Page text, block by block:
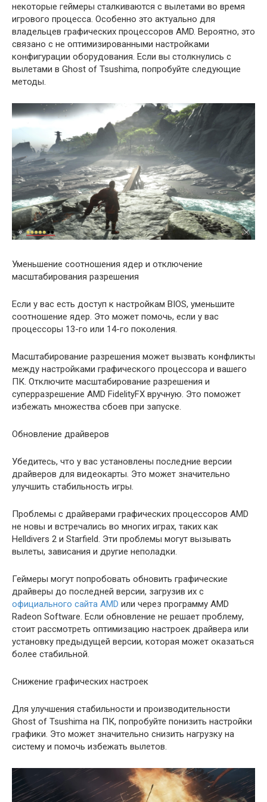
некоторые геймеры сталкиваются с вылетами во время
игрового процесса. Особенно это актуально для
владельцев графических процессоров AMD. Вероятно, это
связано с не оптимизированными настройками
конфигурации оборудования. Если вы столкнулись с
вылетами в Ghost of Tsushima, попробуйте следующие
методы.
Уменьшение соотношения ядер и отключение
масштабирования разрешения
Если у вас есть доступ к настройкам BIOS, уменьшите
соотношение ядер. Это может помочь, если у вас
процессоры 13-го или 14-го поколения.
Масштабирование разрешения может вызвать конфликты
между настройками графического процессора и вашего
ПК. Отключите масштабирование разрешения и
суперразрешение AMD FidelityFX вручную. Это поможет
избежать множества сбоев при запуске.
Обновление драйверов
Убедитесь, что у вас установлены последние версии
драйверов для видеокарты. Это может значительно
улучшить стабильность игры.
Проблемы с драйверами графических процессоров AMD
не новы и встречались во многих играх, таких как
Helldivers 2 и Starfield. Эти проблемы могут вызывать
вылеты, зависания и другие неполадки.
Геймеры могут попробовать обновить графические
драйверы до последней версии, загрузив их с
официального сайта AMD или через программу AMD
Radeon Software. Если обновление не решает проблему,
стоит рассмотреть оптимизацию настроек драйвера или
установку предыдущей версии, которая может оказаться
более стабильной.
Снижение графических настроек
Для улучшения стабильности и производительности
Ghost of Tsushima на ПК, попробуйте понизить настройки
графики. Это может значительно снизить нагрузку на
систему и помочь избежать вылетов.